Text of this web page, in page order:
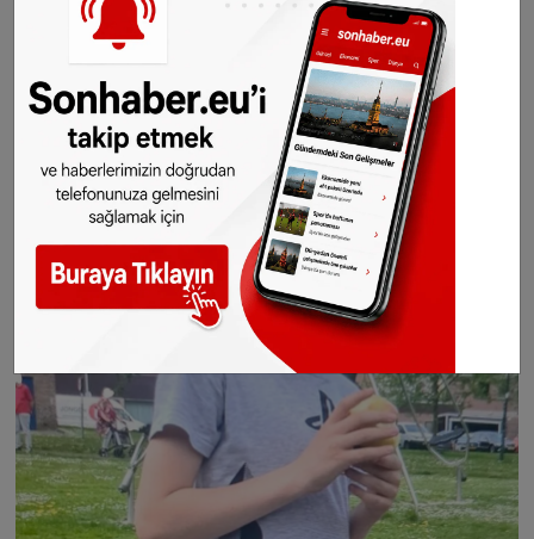
telefondan veya
politie.nl/ gezocht-en-vermist
üzerinden emniyet güçleri ile irtibata geçmesi
uyarısında bulundu.